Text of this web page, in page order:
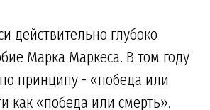
действительно глубоко
Марка Маркеса. В том году
принципу - «победа или
как «победа или смерть».